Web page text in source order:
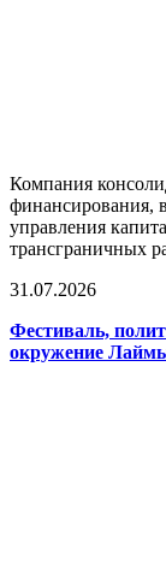
Компания
финансирования,
управления
трансграничных
31.07.2026
Фестиваль,
окружение